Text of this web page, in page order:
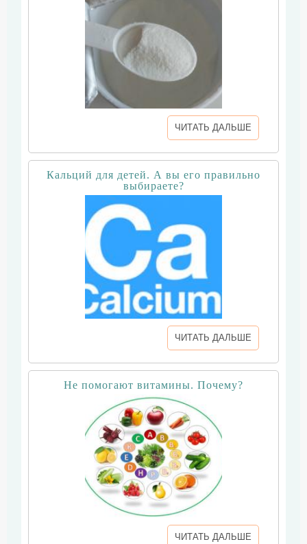
ЧИТАТЬ ДАЛЬШЕ
Кальций для детей. А вы его правильно
выбираете?
ЧИТАТЬ ДАЛЬШЕ
Не помогают витамины. Почему?
ЧИТАТЬ ДАЛЬШЕ